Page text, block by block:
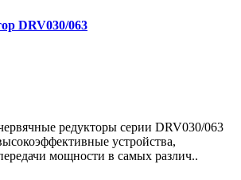
DRV030/063
редукторы серии DRV030/063
устройства,
мощности в самых различ..